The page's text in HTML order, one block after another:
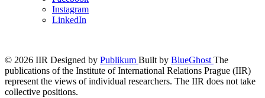
Instagram
LinkedIn
© 2026 IIR Designed by Publikum Built by BlueGhost The
publications of the Institute of International Relations Prague (IIR)
represent the views of individual researchers. The IIR does not take
collective positions.